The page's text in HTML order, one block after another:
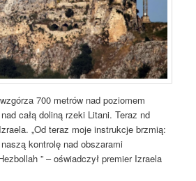
700 metrów nad poziomem
całą doliną rzeki Litani. Teraz nd
„Od teraz moje instrukcje brzmią:
kontrolę nad obszarami
” – oświadczył premier Izraela